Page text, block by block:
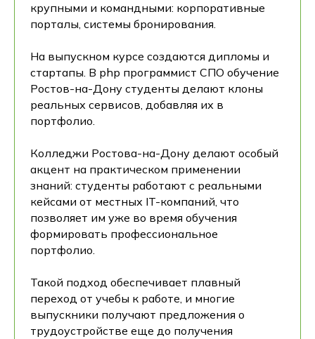
крупными и командными: корпоративные
порталы, системы бронирования.
На выпускном курсе создаются дипломы и
стартапы. В php программист СПО обучение
Ростов-на-Дону студенты делают клоны
реальных сервисов, добавляя их в
портфолио.
Колледжи Ростова-на-Дону делают особый
акцент на практическом применении
знаний: студенты работают с реальными
кейсами от местных IT-компаний, что
позволяет им уже во время обучения
формировать профессиональное
портфолио.
Такой подход обеспечивает плавный
переход от учебы к работе, и многие
выпускники получают предложения о
трудоустройстве еще до получения